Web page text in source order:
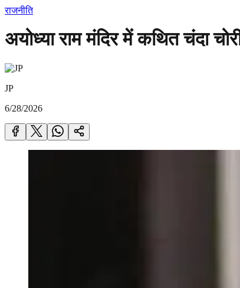
राजनीति
अयोध्या राम मंदिर में कथित चंदा
JP
6/28/2026